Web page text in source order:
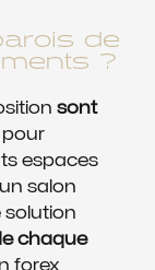
de
?
sont
espaces
salon
solution
chaque
forex